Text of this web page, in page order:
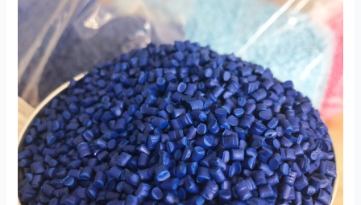
uchun
apelsin
zaytun
jigarrang
ko'k
HDPE
Masterbatch